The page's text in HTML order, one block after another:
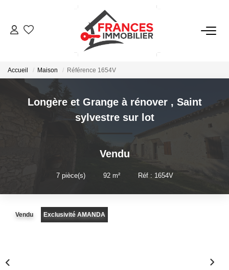
GESTION LOCATIVE
ESTIMATION
NOTRE AGENCE
CONTACT
Accueil Maison Référence 1654V
Longère et Grange à rénover , Saint
sylvestre sur lot
Vendu
7pièce(s) 92m² Réf : 1654V
Vendu Exclusivité AMANDA